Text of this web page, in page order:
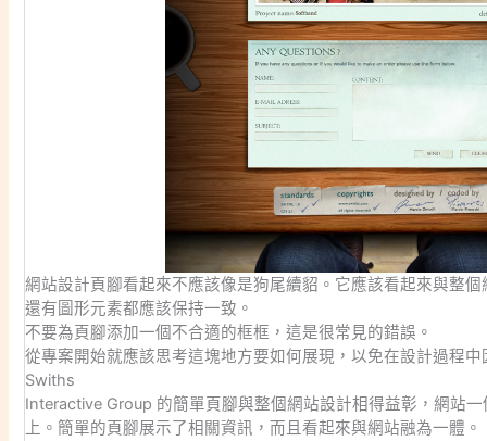
網站設計頁腳看起來不應該像是狗尾續貂。它應該看起來與整
還有圖形元素都應該保持一致。
不要為頁腳添加一個不合適的框框，這是很常見的錯誤。
從專案開始就應該思考這塊地方要如何展現，以免在設計過程
Swiths
Interactive Group 的簡單頁腳與整個網站設計相得益彰，網站
上。簡單的頁腳展示了相關資訊，而且看起來與網站融為一體。